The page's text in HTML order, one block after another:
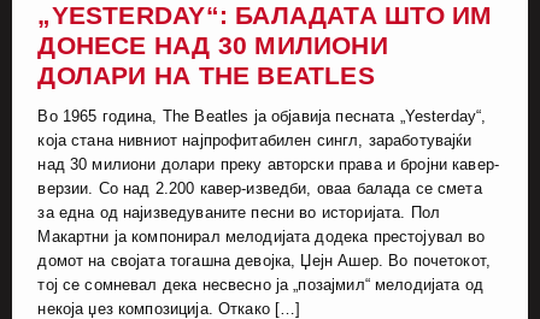
„YESTERDAY“: БАЛАДАТА ШТО ИМ
ДОНЕСЕ НАД 30 МИЛИОНИ
ДОЛАРИ НА THE BEATLES
Во 1965 година, The Beatles ја објавија песната „Yesterday“,
која стана нивниот најпрофитабилен сингл, заработувајќи
над 30 милиони долари преку авторски права и бројни кавер-
верзии. Со над 2.200 кавер-изведби, оваа балада се смета
за една од најизведуваните песни во историјата. Пол
Макартни ја компонирал мелодијата додека престојувал во
домот на својата тогашна девојка, Џејн Ашер. Во почетокот,
тој се сомневал дека несвесно ја „позајмил“ мелодијата од
некоја џез композиција. Откако […]